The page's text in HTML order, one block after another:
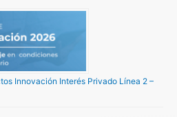
Innovación Interés Privado Línea 2 –